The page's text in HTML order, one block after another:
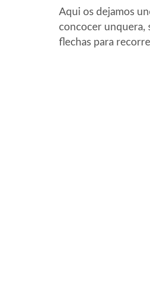
Aqui os dejamos
concocer unquera,
flechas para